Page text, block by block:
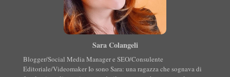
Sara Colangeli
Blogger/Social Media Manager e SEO/Consulente
Editoriale/Videomaker Io sono Sara: una ragazza che sognava di